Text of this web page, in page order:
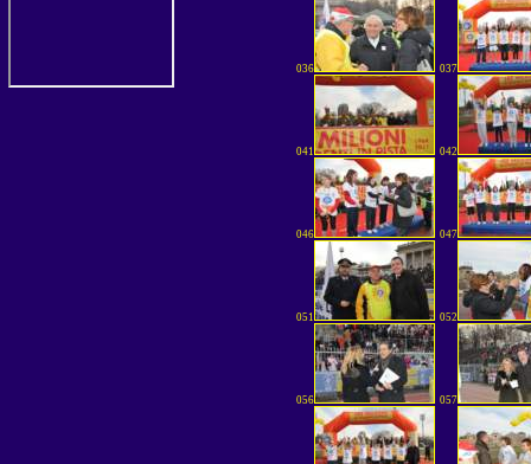
036 037
041 042
046 047
051 052
056 057